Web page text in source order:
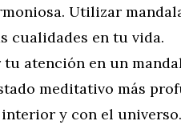
Utilizar
cualidades en tu vida.
atención en un
meditativo más
y con el universo.